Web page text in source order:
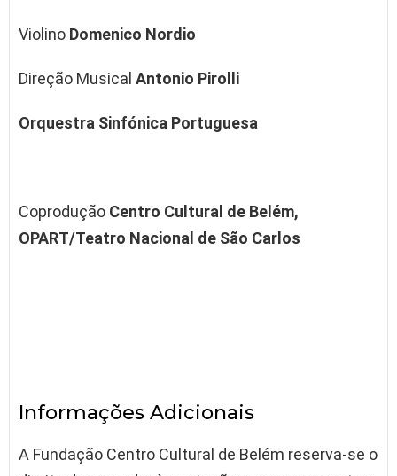
Violino Domenico Nordio
Direção Musical Antonio Pirolli
Orquestra Sinfónica Portuguesa
Coprodução Centro Cultural de Belém,
OPART/Teatro Nacional de São Carlos
Informações Adicionais
A Fundação Centro Cultural de Belém reserva-se o